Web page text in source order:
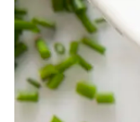
Inspiration
Vårt
Växthus
Vårt ansvar